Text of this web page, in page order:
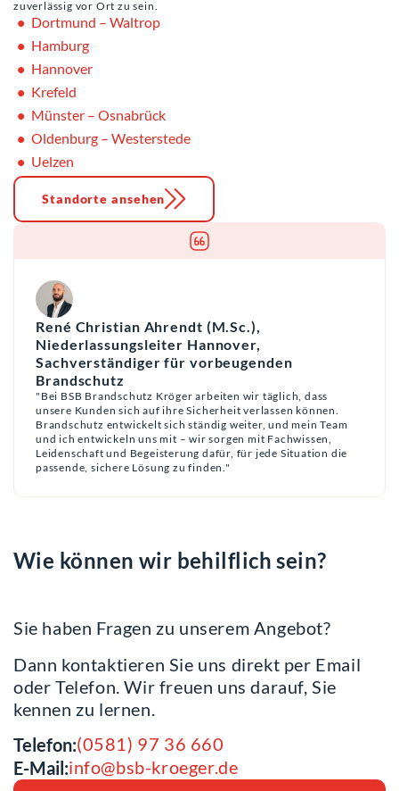
zuverlässig vor Ort zu sein.
Dortmund – Waltrop
Hamburg
Hannover
Krefeld
Münster – Osnabrück
Oldenburg – Westerstede
Uelzen
Standorte ansehen
René Christian Ahrendt (M.Sc.),
Niederlassungsleiter Hannover,
Sachverständiger für vorbeugenden
Brandschutz
"Bei BSB Brandschutz Kröger arbeiten wir täglich, dass
unsere Kunden sich auf ihre Sicherheit verlassen können.
Brandschutz entwickelt sich ständig weiter, und mein Team
und ich entwickeln uns mit – wir sorgen mit Fachwissen,
Leidenschaft und Begeisterung dafür, für jede Situation die
passende, sichere Lösung zu finden."
Wie können wir behilflich sein?
Sie haben Fragen zu unserem Angebot?
Dann kontaktieren Sie uns direkt per Email
oder Telefon. Wir freuen uns darauf, Sie
kennen zu lernen.
Telefon:(0581) 97 36 660
E-Mail:info@bsb-kroeger.de